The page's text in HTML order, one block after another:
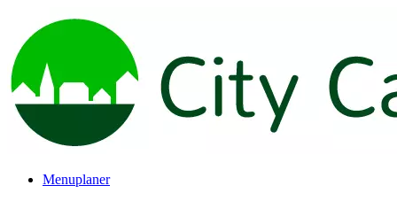
Menuplaner